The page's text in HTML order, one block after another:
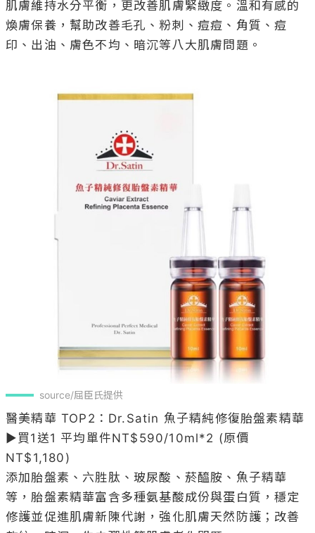
肌膚維持水分平衡，更改善肌膚緊緻度。溫和有感的
煥膚保養，幫助改善毛孔、粉刺、痘痘、角質、痘
印、出油、膚色不均、暗沉等八大肌膚問題。
source/屈臣氏提供
醫美精華 TOP2：Dr.Satin 魚子精純修復胎盤素精華
▶買1送1 平均單件NT$590/10ml*2 (原價
NT$1,180)
添加胎盤素、六胜肽、玻尿酸、菸醯胺、魚子精華
等，胎盤素精華富含多種氨基酸成份與蛋白質，穩定
修護並促進肌膚新陳代謝，強化肌膚天然防護；改善